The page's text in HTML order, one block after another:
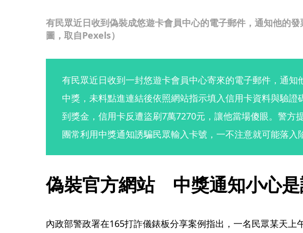
有民眾近日收到偽裝成悠遊卡會員中心的電子郵件，通知他的
圖，取自Pexels）
有民眾近日收到一封悠遊卡會員中心寄來的電子郵件，通知
中獎，未料點進連結後依照網站指示填入信用卡資料與驗證
到獎金，信用卡反遭盜刷7萬7270元，讓他當場傻眼。警方
團常利用中獎通知誘騙民眾輸入卡號，一不注意就可能落入
偽裝官方網站　中獎通知小心
內政部警政署在165打詐儀錶板分享案例指出，一名民眾某天上